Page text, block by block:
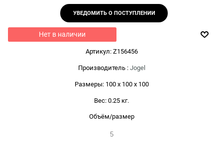
УВЕДОМИТЬ О ПОСТУПЛЕНИИ
Нет в наличии
Артикул: Z156456
Производитель : Jogel
Размеры: 100 x 100 x 100
Вес: 0.25 кг.
Объём/размер
5